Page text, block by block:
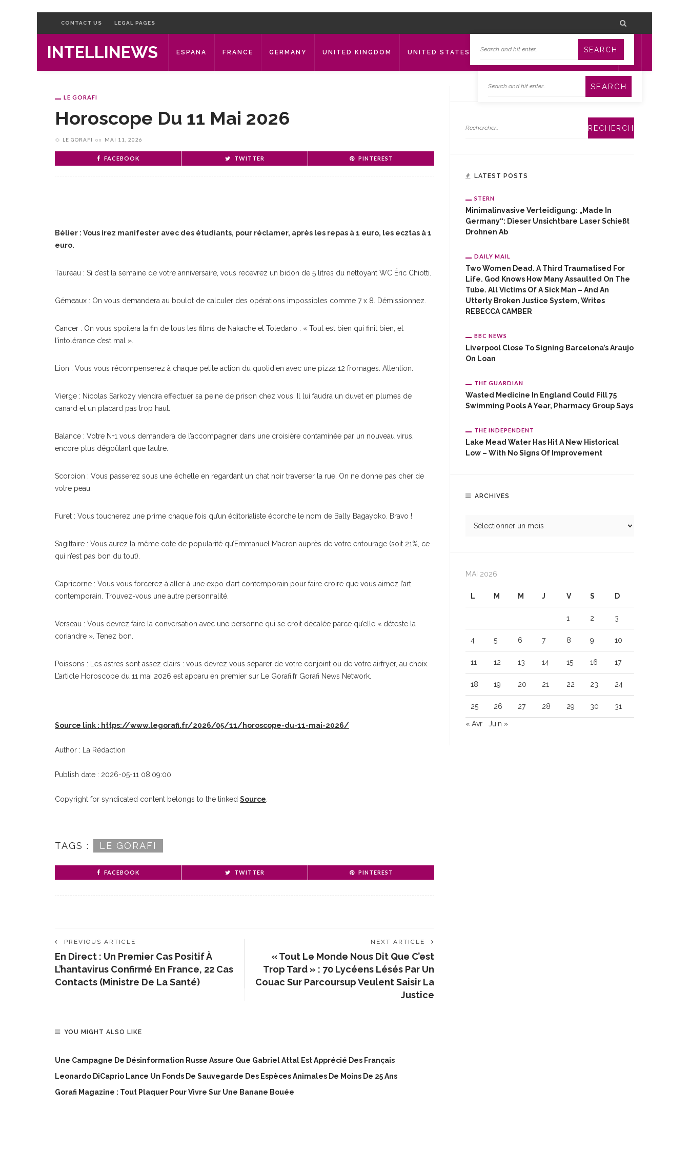
CONTACT US LEGAL PAGES
INTELLINEWS ESPANA FRANCE GERMANY UNITED KINGDOM UNITED STATES
LE GORAFI
Horoscope Du 11 Mai 2026
LE GORAFI on MAI 11, 2026
FACEBOOK TWITTER PINTEREST
Bélier : Vous irez manifester avec des étudiants, pour réclamer, après les repas à 1 euro, les ecztas à 1
euro.
Taureau : Si c’est la semaine de votre anniversaire, vous recevrez un bidon de 5 litres du nettoyant WC Éric Chiotti.
Gémeaux : On vous demandera au boulot de calculer des opérations impossibles comme 7 x 8. Démissionnez.
Cancer : On vous spoilera la fin de tous les films de Nakache et Toledano : « Tout est bien qui finit bien, et
l’intolérance c’est mal ».
Lion : Vous vous récompenserez à chaque petite action du quotidien avec une pizza 12 fromages. Attention.
Vierge : Nicolas Sarkozy viendra effectuer sa peine de prison chez vous. Il lui faudra un duvet en plumes de
canard et un placard pas trop haut.
Balance : Votre N+1 vous demandera de l’accompagner dans une croisière contaminée par un nouveau virus,
encore plus dégoûtant que l’autre.
Scorpion : Vous passerez sous une échelle en regardant un chat noir traverser la rue. On ne donne pas cher de
votre peau.
Furet : Vous toucherez une prime chaque fois qu’un éditorialiste écorche le nom de Bally Bagayoko. Bravo !
Sagittaire : Vous aurez la même cote de popularité qu’Emmanuel Macron auprès de votre entourage (soit 21%, ce
qui n’est pas bon du tout).
Capricorne : Vous vous forcerez à aller à une expo d’art contemporain pour faire croire que vous aimez l’art
contemporain. Trouvez-vous une autre personnalité.
Verseau : Vous devrez faire la conversation avec une personne qui se croit décalée parce qu’elle « déteste la
coriandre ». Tenez bon.
Poissons : Les astres sont assez clairs : vous devrez vous séparer de votre conjoint ou de votre airfryer, au choix.
L’article Horoscope du 11 mai 2026 est apparu en premier sur Le Gorafi.fr Gorafi News Network.
Source link : https://www.legorafi.fr/2026/05/11/horoscope-du-11-mai-2026/
Author : La Rédaction
Publish date : 2026-05-11 08:09:00
Copyright for syndicated content belongs to the linked Source
TAGS : LE GORAFI
FACEBOOK TWITTER PINTEREST
PREVIOUS ARTICLE
En Direct : Un Premier Cas Positif À
L’hantavirus Confirmé En France, 22 Cas
Contacts (ministre De La Santé)
NEXT ARTICLE
« Tout Le Monde Nous Dit Que C’est
Trop Tard » : 70 Lycéens Lésés Par Un
Couac Sur Parcoursup Veulent Saisir La
Justice
YOU MIGHT ALSO LIKE
Une Campagne De Désinformation Russe Assure Que Gabriel Attal Est Apprécié Des Français
Leonardo DiCaprio Lance Un Fonds De Sauvegarde Des Espèces Animales De Moins De 25 Ans
Gorafi Magazine : Tout Plaquer Pour Vivre Sur Une Banane Bouée
LATEST POSTS
STERN
Minimalinvasive Verteidigung: „Made In
Germany“: Dieser Unsichtbare Laser Schießt
Drohnen Ab
DAILY MAIL
Two Women Dead. A Third Traumatised For
Life. God Knows How Many Assaulted On The
Tube. All Victims Of A Sick Man – And An
Utterly Broken Justice System, Writes
REBECCA CAMBER
BBC NEWS
Liverpool Close To Signing Barcelona’s Araujo
On Loan
THE GUARDIAN
Wasted Medicine In England Could Fill 75
Swimming Pools A Year, Pharmacy Group Says
THE INDEPENDENT
Lake Mead Water Has Hit A New Historical
Low – With No Signs Of Improvement
ARCHIVES
MAI 2026
L M M J V S D
1 2 3
4 5 6 7 8 9 10
11 12 13 14 15 16 17
18 19 20 21 22 23 24
25 26 27 28 29 30 31
« Avr Juin »